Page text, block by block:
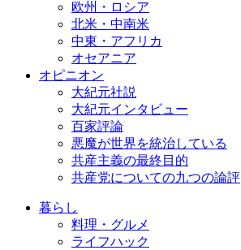
欧州・ロシア
北米・中南米
中東・アフリカ
オセアニア
オピニオン
大紀元社説
大紀元インタビュー
百家評論
悪魔が世界を統治している
共産主義の最終目的
共産党についての九つの論評
暮らし
料理・グルメ
ライフハック